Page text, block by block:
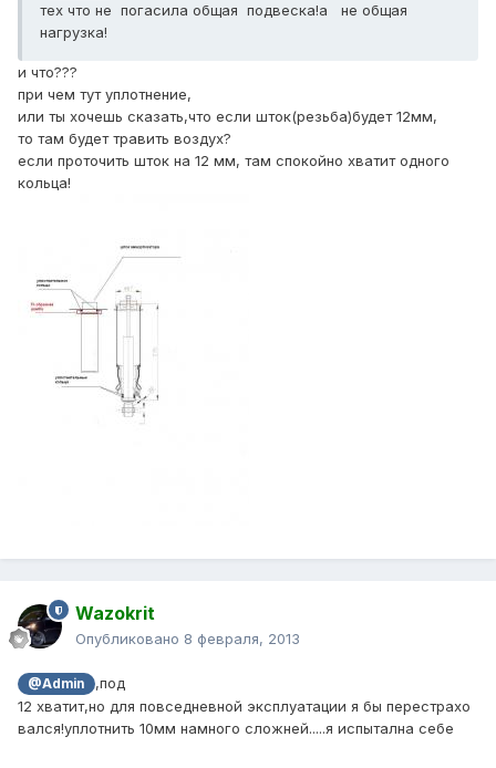
тех что не погасила общая подвеска!а не общая
нагрузка!
и что???
при чем тут уплотнение,
или ты хочешь сказать,что если шток(резьба)будет 12мм,
то там будет травить воздух?
если проточить шток на 12 мм, там спокойно хватит одного
кольца!
Wazokrit
Опубликовано 8 февраля, 2013
@Admin
,под
12 хватит,но для повседневной эксплуатации я бы перестрахо
вался!уплотнить 10мм намного сложней.....я испытална себе